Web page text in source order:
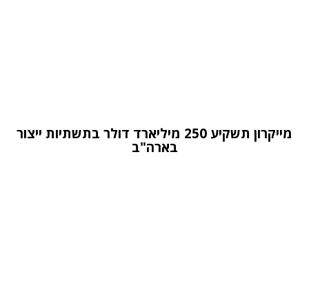
מייקרון תשקיע 250 מיליארד דולר בתשתיות ייצור
בארה"ב